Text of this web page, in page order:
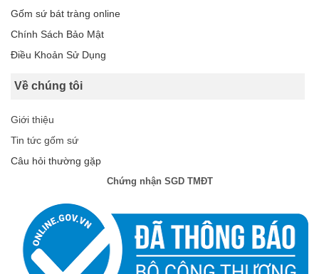
Gốm sứ bát tràng online
Chính Sách Bảo Mật
Điều Khoản Sử Dụng
Về chúng tôi
Giới thiệu
Tin tức gốm sứ
Câu hỏi thường gặp
Chứng nhận SGD TMĐT